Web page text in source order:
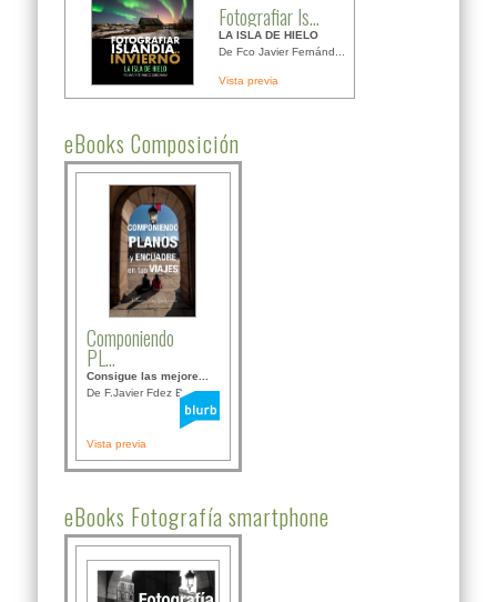
Fotografiar Is...
LA ISLA DE HIELO
De Fco Javier Fernánd...
Vista previa
eBooks Composición
Componiendo
PL...
Consigue las mejore...
De F.Javier Fdez Bor...
Vista previa
eBooks Fotografía smartphone